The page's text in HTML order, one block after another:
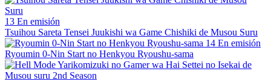
13 En emisión
Tsuihou Sareta Tensei Juukishi wa Game Chishiki de Musou Suru
14 En emisión
Ryoumin 0-Nin Start no Henkyou Ryoushu-sama